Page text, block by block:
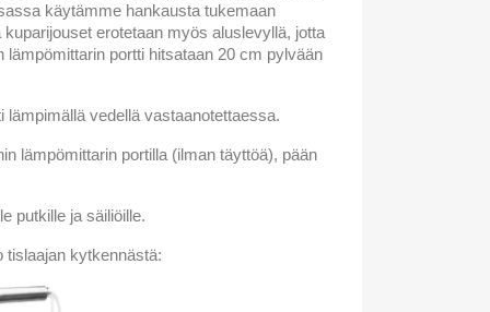
käytämme hankausta tukemaan
erotetaan myös aluslevyllä, jotta
lämpömittarin portti hitsataan 20 cm pylvään
lämpimällä vedellä vastaanotettaessa.
lämpömittarin portilla (ilman täyttöä), pään
putkille ja säiliöille.
tislaajan kytkennästä: